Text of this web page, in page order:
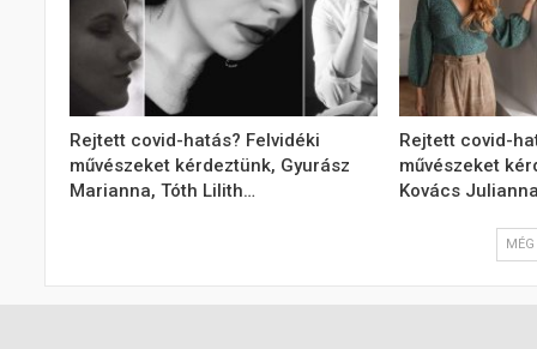
Rejtett covid-hatás? Felvidéki
művészeket kérdeztünk, Gyurász
Marianna, Tóth Lilith…
Rejtett covid-
művészeket
Kovács